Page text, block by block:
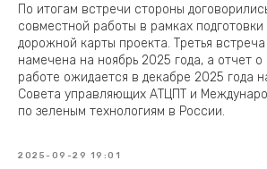
По итогам встречи стороны
совместной работы в рамках
дорожной карты проекта. Третья
намечена на ноябрь 2025 года, а отчет
работе ожидается в декабре 2025 года
Совета управляющих АТЦПТ и
по зеленым технологиям в России.
2025-09-29 19:01